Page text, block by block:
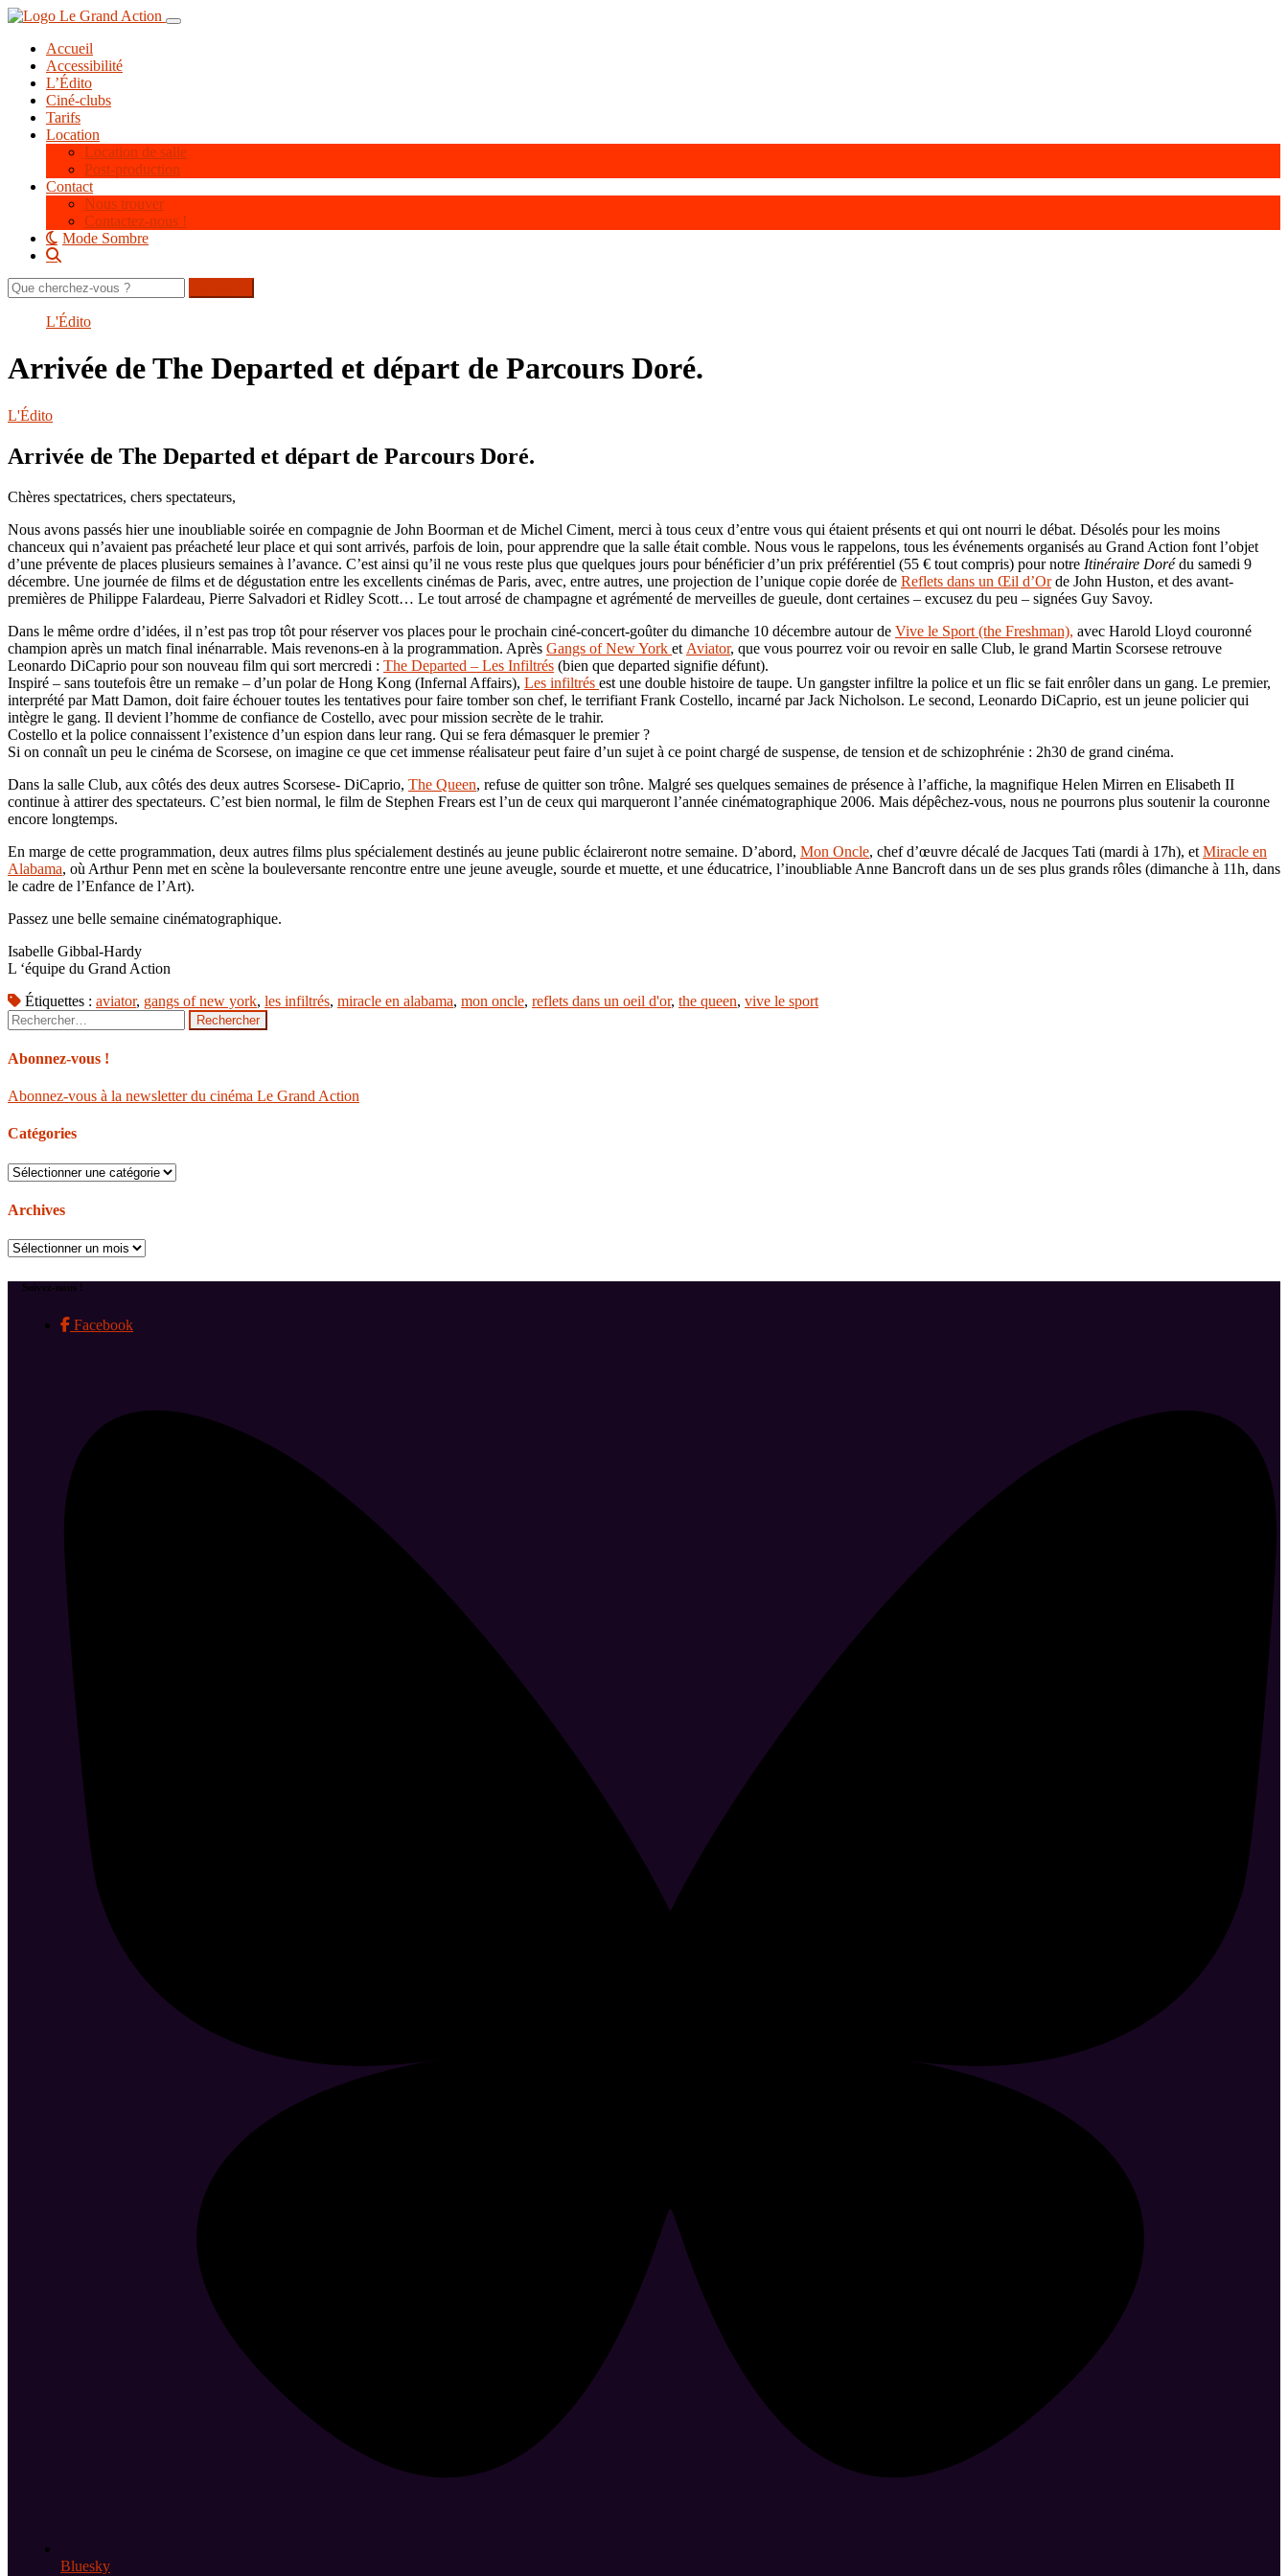
Aller
contenu
principal
Toggle navigation
Accueil
Accessibilité
L’Édito
Ciné-clubs
Tarifs
Location
Location de salle
Post-production
Contact
Nous trouver
Contactez-nous !
Mode Sombre
Rechercher
sur
L'Édito
Arrivée de The Departed et départ de Parcours Doré.
L'Édito
Arrivée de The Departed et départ de Parcours Doré.
Chères spectatrices, chers spectateurs,
Nous avons passés hier une inoubliable soirée en compagnie de John Boorman et de Michel Ciment, merci à tous ceux d’entre vous qui étaient présents et qui ont nourri le débat. Désolés pour les moins
chanceux qui n’avaient pas préacheté leur place et qui sont arrivés, parfois de loin, pour apprendre que la salle était comble. Nous vous le rappelons, tous les événements organisés au Grand Action font l’objet
d’une prévente de places plusieurs semaines à l’avance. C’est ainsi qu’il ne vous reste plus que quelques jours pour bénéficier d’un prix préférentiel (55 € tout compris) pour notre Itinéraire Dorédu samedi 9
décembre. Une journée de films et de dégustation entre les excellents cinémas de Paris, avec, entre autres, une projection de l’unique copie dorée de Reflets dans un Œil d’Orde John Huston, et des avant-
premières de Philippe Falardeau, Pierre Salvadori et Ridley Scott… Le tout arrosé de champagne et agrémenté de merveilles de gueule, dont certaines – excusez du peu – signées Guy Savoy.
Dans le même ordre d’idées, il n’est pas trop tôt pour réserver vos places pour le prochain ciné-concert-goûter du dimanche 10 décembre autour de Vive le Sport (the Freshman), avec Harold Lloyd couronné
champion après un match final inénarrable. Mais revenons-en à la programmation. Après Gangs of New York et Aviator, que vous pourrez voir ou revoir en salle Club, le grand Martin Scorsese retrouve
Leonardo DiCaprio pour son nouveau film qui sort mercredi : The Departed – Les Infiltrés (bien que departed signifie défunt).
Inspiré – sans toutefois être un remake – d’un polar de Hong Kong (Infernal Affairs), Les infiltrés est une double histoire de taupe. Un gangster infiltre la police et un flic se fait enrôler dans un gang. Le premier,
interprété par Matt Damon, doit faire échouer toutes les tentatives pour faire tomber son chef, le terrifiant Frank Costello, incarné par Jack Nicholson. Le second, Leonardo DiCaprio, est un jeune policier qui
intègre le gang. Il devient l’homme de confiance de Costello, avec pour mission secrète de le trahir.
Costello et la police connaissent l’existence d’un espion dans leur rang. Qui se fera démasquer le premier ?
Si on connaît un peu le cinéma de Scorsese, on imagine ce que cet immense réalisateur peut faire d’un sujet à ce point chargé de suspense, de tension et de schizophrénie : 2h30 de grand cinéma.
Dans la salle Club, aux côtés des deux autres Scorsese- DiCaprio, The Queen, refuse de quitter son trône. Malgré ses quelques semaines de présence à l’affiche, la magnifique Helen Mirren en Elisabeth II
continue à attirer des spectateurs. C’est bien normal, le film de Stephen Frears est l’un de ceux qui marqueront l’année cinématographique 2006. Mais dépêchez-vous, nous ne pourrons plus soutenir la couronne
encore longtemps.
En marge de cette programmation, deux autres films plus spécialement destinés au jeune public éclaireront notre semaine. D’abord, Mon Oncle, chef d’œuvre décalé de Jacques Tati (mardi à 17h), et Miracle en
Alabama, où Arthur Penn met en scène la bouleversante rencontre entre une jeune aveugle, sourde et muette, et une éducatrice, l’inoubliable Anne Bancroft dans un de ses plus grands rôles (dimanche à 11h, dans
le cadre de l’Enfance de l’Art).
Passez une belle semaine cinématographique.
Isabelle Gibbal-Hardy
L ‘équipe du Grand Action
Étiquettes : aviator, gangs of new york, les infiltrés, miracle en alabama, mon oncle, reflets dans un oeil d'or, the queen, vive le sport
Rechercher :
Abonnez-vous !
Abonnez-vous à la newsletter du cinéma Le Grand Action
Catégories
Catégories
Archives
Archives
Suivez-nous !
Facebook
Bluesky